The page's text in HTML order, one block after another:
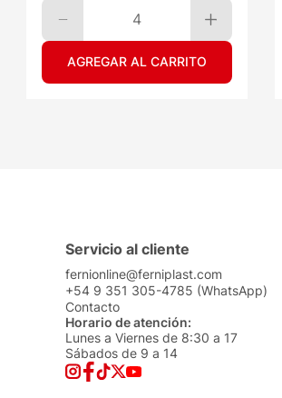
4
AGREGAR AL CARRITO
Servicio al cliente
fernionline@ferniplast.com
+54 9 351 305-4785 (WhatsApp)
Contacto
Horario de atención:
Lunes a Viernes de 8:30 a 17
Sábados de 9 a 14